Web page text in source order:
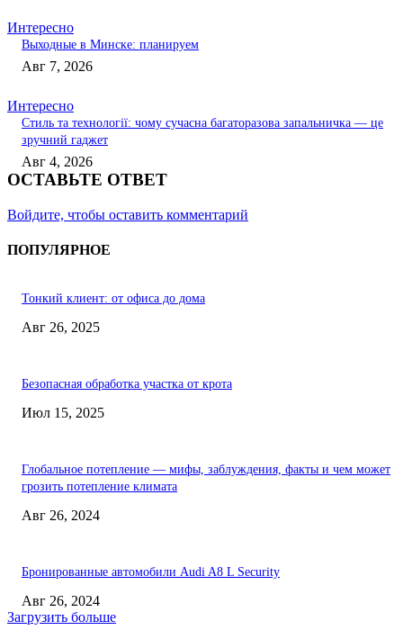
Интересно
Выходные в Минске: планируем
Авг 7, 2026
Интересно
Стиль та технології: чому сучасна багаторазова запальничка — це
зручний гаджет
Авг 4, 2026
ОСТАВЬТЕ ОТВЕТ
Войдите, чтобы оставить комментарий
ПОПУЛЯРНОЕ
Тонкий клиент: от офиса до дома
Авг 26, 2025
Безопасная обработка участка от крота
Июл 15, 2025
Глобальное потепление — мифы, заблуждения, факты и чем может
грозить потепление климата
Авг 26, 2024
Бронированные автомобили Audi A8 L Security
Авг 26, 2024
Загрузить больше